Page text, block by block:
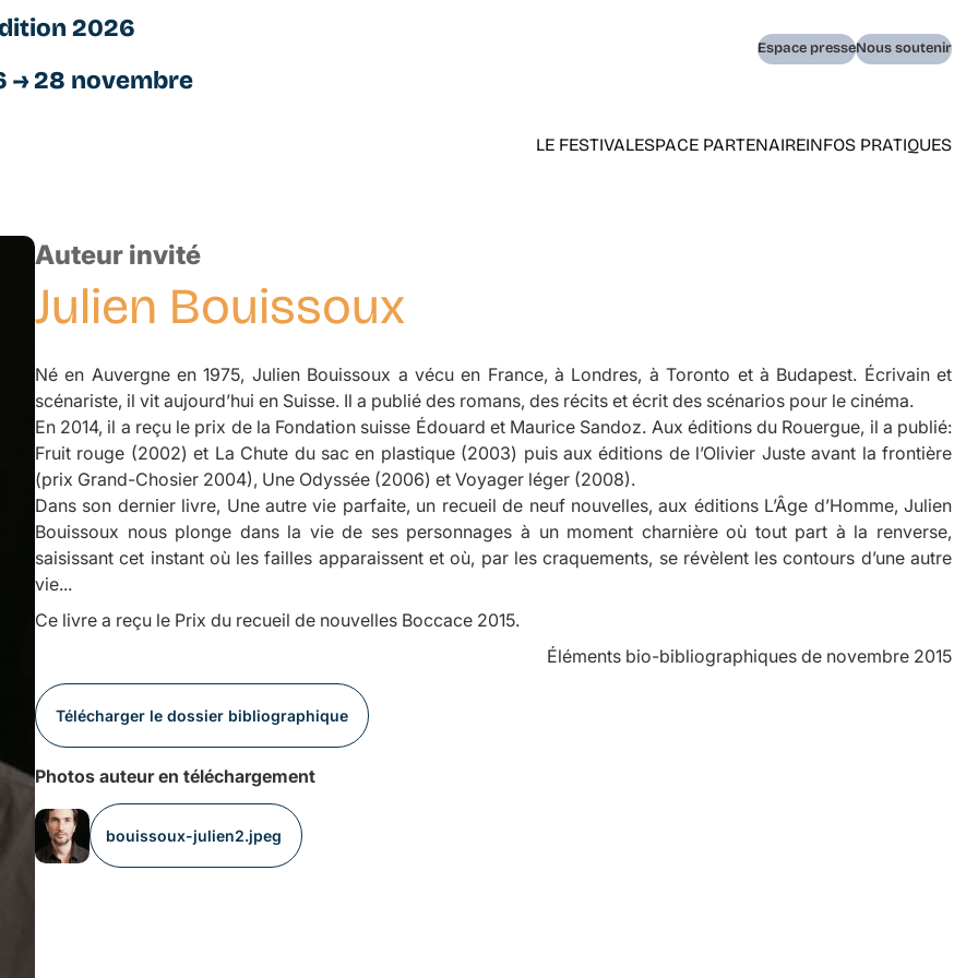
2026
→ 28 novembre
Navigation
LE FESTIVALESPACE PARTENAIREINFOS PRATIQUES
Navigation
Espace presseNous soutenir
Auteur invité
Julien Bouissoux
Né en Auvergne en 1975, Julien Bouissoux a vécu en France, à Londres, à Toronto et à Budapest. Écrivain et
scénariste, il vit aujourd’hui en Suisse. Il a publié des romans, des récits et écrit des scénarios pour le cinéma.
En 2014, il a reçu le prix de la Fondation suisse Édouard et Maurice Sandoz. Aux éditions du Rouergue, il a publié:
Fruit rouge (2002) et La Chute du sac en plastique (2003) puis aux éditions de l’Olivier Juste avant la frontière
(prix Grand-Chosier 2004), Une Odyssée (2006) et Voyager léger (2008).
Dans son dernier livre, Une autre vie parfaite, un recueil de neuf nouvelles, aux éditions L’Âge d’Homme, Julien
Bouissoux nous plonge dans la vie de ses personnages à un moment charnière où tout part à la renverse,
saisissant cet instant où les failles apparaissent et où, par les craquements, se révèlent les contours d’une autre
vie...
Ce livre a reçu le Prix du recueil de nouvelles Boccace 2015.
Éléments bio-bibliographiques de novembre 2015
Télécharger le dossier bibliographique
Photos auteur en téléchargement
bouissoux-julien2.jpeg